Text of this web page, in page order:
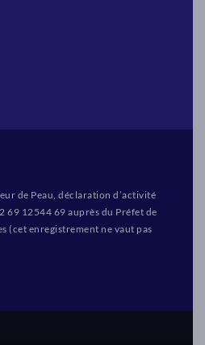
de Peau, déclaration d’activité
69 12544 69 auprès du Préfet de
(cet enregistrement ne vaut pas